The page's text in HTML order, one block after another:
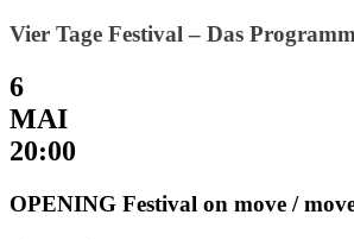
Vier Tage Festival – Das Programm
6
MAI
20:00
OPENING Festival on move /